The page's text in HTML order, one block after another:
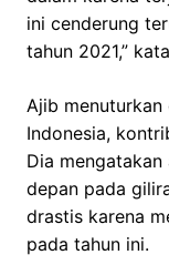
ini cenderung
tahun 2021,”
Ajib
Indonesia,
Dia mengatakan
depan pada
drastis karena
pada tahun ini.